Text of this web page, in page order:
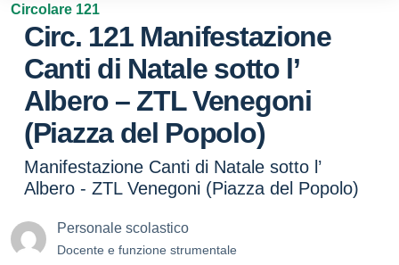
Circolare 121
Circ. 121 Manifestazione
Canti di Natale sotto l’
Albero – ZTL Venegoni
(Piazza del Popolo)
Manifestazione Canti di Natale sotto l’
Albero - ZTL Venegoni (Piazza del Popolo)
Personale scolastico
Docente e funzione strumentale